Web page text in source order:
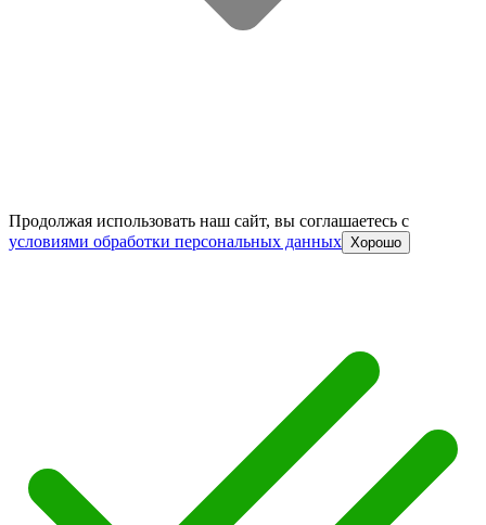
Продолжая использовать наш сайт, вы соглашаетесь c
условиями обработки персональных данных Хорошо